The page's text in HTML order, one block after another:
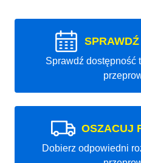
Sprawdź dostępność
OSZACUJ
Dobierz odpowiedni